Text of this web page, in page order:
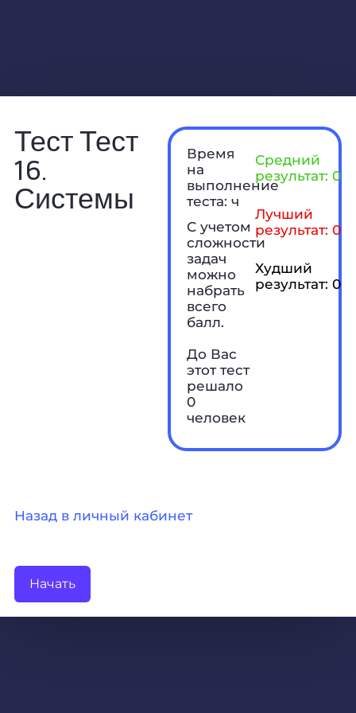
Тест Тест
16.
Системы
Время
на
выполнение
теста: ч
С учетом
сложности
задач
можно
набрать
всего
балл.
До Вас
этот тест
решало
0
человек
Средний
результат: 0
Лучший
результат: 0
Худший
результат: 0
Назад в личный кабинет
Начать